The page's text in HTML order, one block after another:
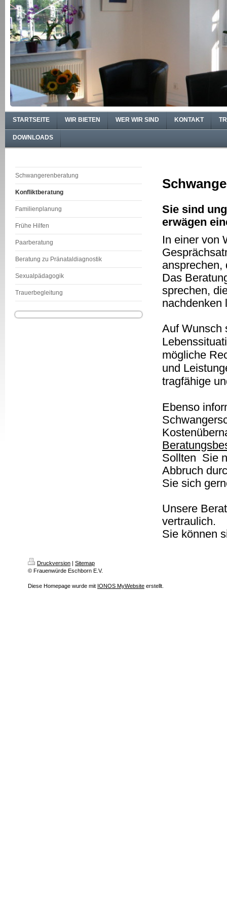
STARTSEITE WIR BIETEN WER WIR SIND KONTAKT
DOWNLOADS
Schwangerenberatung
Konfliktberatung
Familienplanung
Frühe Hilfen
Paarberatung
Beratung zu Pränataldiagnostik
Sexualpädagogik
Trauerbegleitung
Sie sind
erwägen
In einer von
ansprechen,
Das
sprechen,
nachdenken
Auf Wunsch
mögliche
und
tragfähige
Ebenso
Sollten Sie
Abbruch
Sie sich
Unsere
vertraulich.
Sie können
Druckversion | Sitemap
© Frauenwürde Eschborn E.V.
Diese Homepage wurde mit IONOS MyWebsite erstellt.